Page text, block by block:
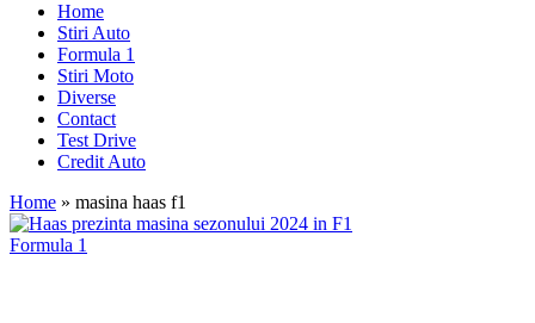
Home
Stiri Auto
Formula 1
Stiri Moto
Diverse
Contact
Test Drive
Credit Auto
Home » masina haas f1
Posted
Formula 1